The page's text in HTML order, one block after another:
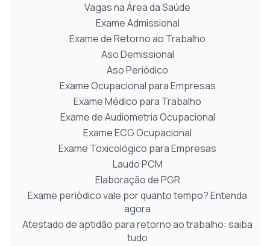
Vagas na Área da Saúde
Exame Admissional
Exame de Retorno ao Trabalho
Aso Demissional
Aso Periódico
Exame Ocupacional para Empresas
Exame Médico para Trabalho
Exame de Audiometria Ocupacional
Exame ECG Ocupacional
Exame Toxicológico para Empresas
Laudo PCM
Elaboração de PGR
Exame periódico vale por quanto tempo? Entenda
agora
Atestado de aptidão para retorno ao trabalho: saiba
tudo